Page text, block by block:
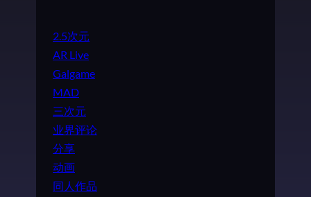
2.5次元
AR Live
Galgame
MAD
三次元
业界评论
分享
动画
同人作品